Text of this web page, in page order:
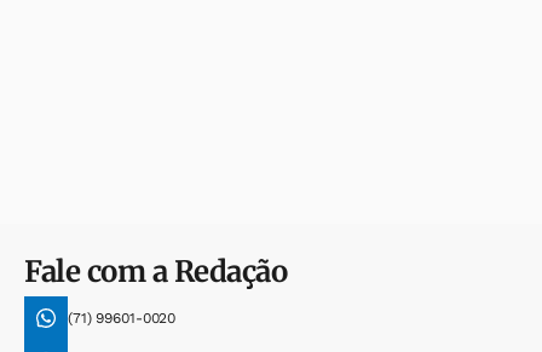
Fale com a Redação
(71) 99601-0020